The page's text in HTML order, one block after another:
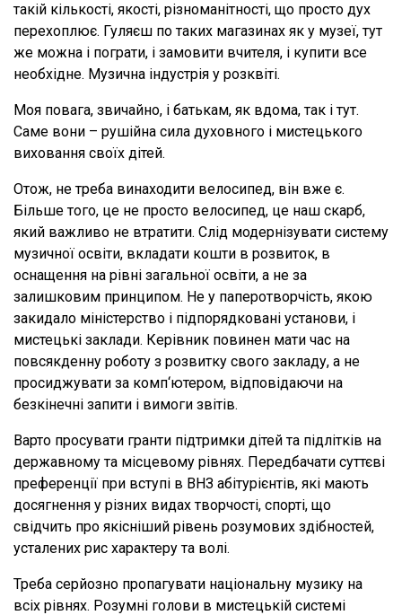
такій кількості, якості, різноманітності, що просто дух
перехоплює. Гуляєш по таких магазинах як у музеї, тут
же можна і пограти, і замовити вчителя, і купити все
необхідне. Музична індустрія у розквіті.
Моя повага, звичайно, і батькам, як вдома, так і тут.
Саме вони – рушійна сила духовного і мистецького
виховання своїх дітей.
Отож, не треба винаходити велосипед, він вже є.
Більше того, це не просто велосипед, це наш скарб,
який важливо не втратити. Слід модернізувати систему
музичної освіти, вкладати кошти в розвиток, в
оснащення на рівні загальної освіти, а не за
залишковим принципом. Не у паперотворчість, якою
закидало міністерство і підпорядковані установи, і
мистецькі заклади. Керівник повинен мати час на
повсякденну роботу з розвитку свого закладу, а не
просиджувати за комп‘ютером, відповідаючи на
безкінечні запити і вимоги звітів.
Варто просувати гранти підтримки дітей та підлітків на
державному та місцевому рівнях. Передбачати суттєві
преференції при вступі в ВНЗ абітурієнтів, які мають
досягнення у різних видах творчості, спорті, що
свідчить про якісніший рівень розумових здібностей,
усталених рис характеру та волі.
Треба серйозно пропагувати національну музику на
всіх рівнях. Розумні голови в мистецькій системі